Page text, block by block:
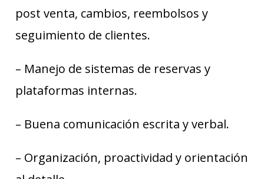
post venta, cambios, reembolsos y
seguimiento de clientes.
– Manejo de sistemas de reservas y
plataformas internas.
– Buena comunicación escrita y verbal.
– Organización, proactividad y orientación